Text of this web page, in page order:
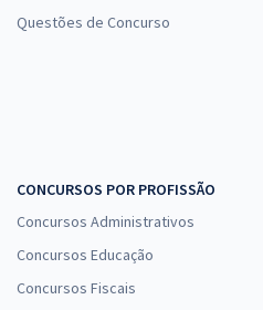
Questões de Concurso
CONCURSOS POR PROFISSÃO
Concursos Administrativos
Concursos Educação
Concursos Fiscais